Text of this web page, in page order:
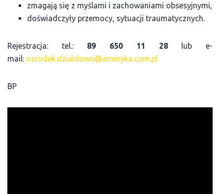
zmagają się z myślami i zachowaniami obsesyjnymi,
doświadczyły przemocy, sytuacji traumatycznych.
Rejestracja: tel.: 89 650 11 28lub e-
mail: osrodek.dzialdowo@ameryka.com.pl
BP